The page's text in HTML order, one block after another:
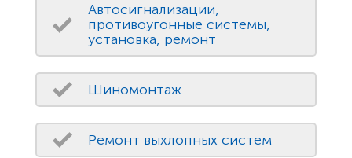
Автосигнализации,
противоугонные системы,
установка, ремонт
Шиномонтаж
Ремонт выхлопных систем